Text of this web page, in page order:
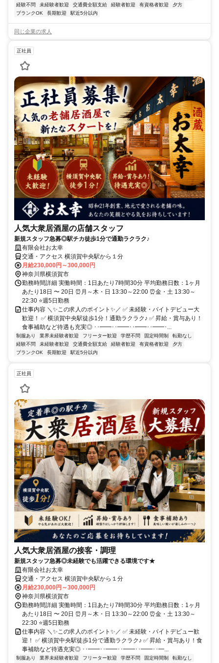
経験不問
未経験者歓迎 交通費全額支給 経験者歓迎 有資格者歓迎
夕方
ブランクOK
長期歓迎 駅近5分以内
同じ企業の求人
正社員
人気大衆居酒屋の店舗スタッフ
新規スタッフ急募◎駅チカ徒歩1分で通勤ラクラク♪
有限会社お太幸
交通・アクセス 横須賀中央駅から１分
月給230,000円～300,000円
神奈川県横須賀市
勤務時間詳細 実働時間：1日あたり7時間30分 平均勤務日数：1ヶ月
あたり18日 〜 20日 ⏰月～木・日 13:30～22:00 ⏰金・土 13:30～
22:30 ⭐週5日勤務
仕事内容 ＼✨この求人のポイント✨／ ✅ 未経験・バイトデビュー大
歓迎！ ✅ 横須賀中央駅徒歩1分！通勤ラクラク♪ ✅ 昇給・賞与あり！
食事補助など待遇も充実◎ ･･━━･･━━･･━━･･━━･...
制服あり 業界未経験者歓迎 フリーター歓迎 学歴不問 固定時間制
転勤なし
経験不問
未経験者歓迎 交通費全額支給 経験者歓迎 有資格者歓迎
夕方
ブランクOK
長期歓迎 駅近5分以内
正社員
人気大衆居酒屋の接客・調理
新規スタッフ急募◎未経験でも活躍できる環境です★
有限会社お太幸
交通・アクセス 横須賀中央駅から１分
月給230,000円～300,000円
神奈川県横須賀市
勤務時間詳細 実働時間：1日あたり7時間30分 平均勤務日数：1ヶ月
あたり18日 〜 20日 ⏰月～木・日 13:30～22:00 ⏰金・土 13:30～
22:30 ⭐週5日勤務
仕事内容 ＼✨この求人のポイント✨／ ✅ 未経験・バイトデビュー歓
迎！ ✅ 横須賀中央駅徒歩1分で通勤ラクラク♪ ✅ 昇給・賞与あり！食
事補助など待遇充実◎ ･･━━･･━━･･━━･･━━･･━...
制服あり 業界未経験者歓迎 フリーター歓迎 学歴不問 固定時間制
転勤なし